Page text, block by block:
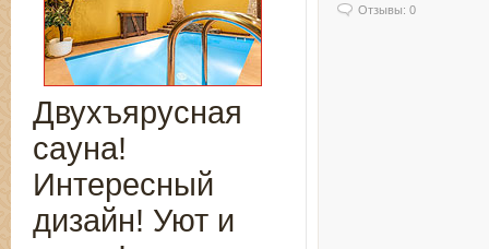
Отзывы: 0
Двухъярусная
сауна!
Интересный
дизайн! Уют и